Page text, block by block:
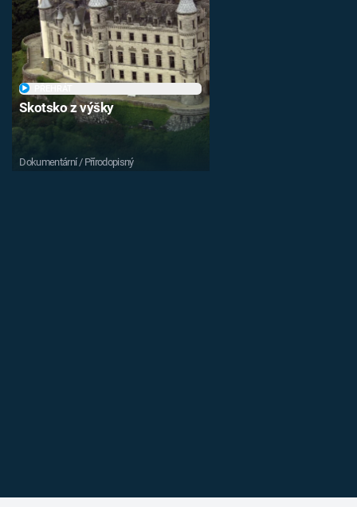
Skotsko z výšky
Dokumentární / Přírodopisný